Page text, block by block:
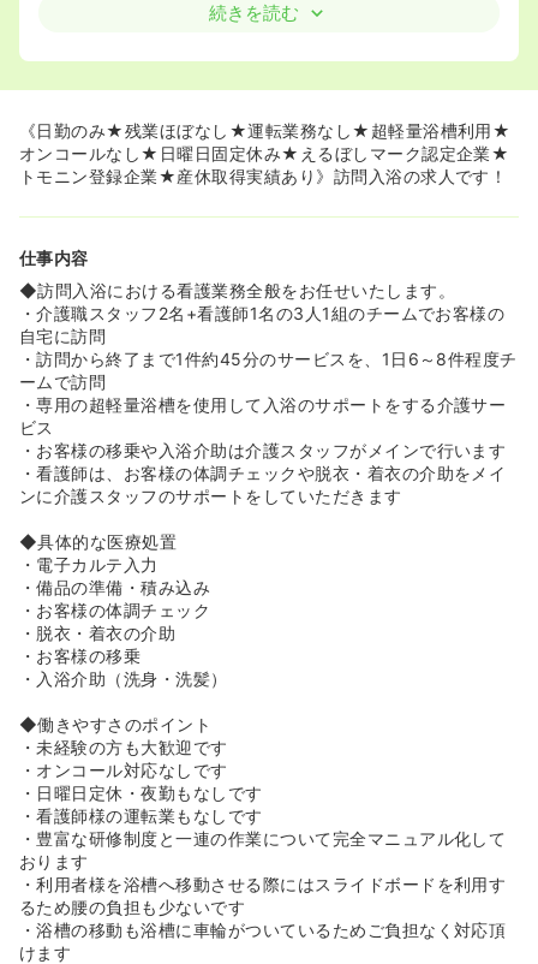
《訪問入浴のパイオニア野道へ★》
み出した同社。その後、介護現場のニーズをもとに、日本
とときを提供してきました。「お風呂で温まりたい」とい
う、人間としての普遍的な願いを40年近くにわたり叶え続
け、現在までにたくさんの笑顔の花を咲かせています！
来に向けて目指すべき道は、スタッフ一人ひとりの「心」
ためにひたむきに努力できる「人財」に恵まれているから
こそ、いままでにない新たな「介護のカタチ」を創造し、
介護を変えることができるのです。これからも高齢者介護
を幅広く支える多彩な事業展開を通じて、スタッフ全員で
介護分野の「オンリーワン」を目指していきます！
《代表のお言葉について★》
◆してあげたい”から“使っていただく”へ：必要なサービス
を、必要な時に、必要なだけ提供する。それがアサヒサン
クリーンの使命だと、私たちは考えます。サービスの質、
お客様の満足度の向上を図るため社員ひとりひとりがつね
ビスの提供を日々追求しています！
◆サービスの質は社員の質で決まる：そんな決意のもと、
徹底した社員教育に努めています。より良いサービス提供
の追求のため、専門的な介護知識、介護技術、接遇マナー
についても徹底した社員教育を施してまいりました。ま
た、社内情報共有システムを導入し、より確実で迅速な対
応を可能にするなど、きめの細かいサービスの実現のた
◆潜在的ニーズの把握：「お風呂で温まりたい」そんな高
齢者の方々の希望を具現化し、昭和52年、訪問入浴サービ
スを日本で最初に事業化。さらに、訪問介護、訪問理髪、
移送サービス、施設サービスなど、高齢者のニーズにもと
づいた新しいサービス分野を創造するとともにサービスの
質の向上に努めてまいりました。そして「その人らしい生
活」を支援する社会づくりの実現をめざし、これからも努
力し続けます。今後もより高質な福祉サービスを創造し続
け、高齢者や障害者の方々の生きがいや喜びにつながるよ
うに、地域社会の福祉と健康の増進に貢献し続ける企業で
ありたいと願っています！
続きを読む
《日勤のみ★残業ほぼなし★運転業務なし★超軽量浴槽利用★
オンコールなし★日曜日固定休み★えるぼしマーク認定企業★
トモニン登録企業★産休取得実績あり》訪問入浴の求人です！
仕事内容
◆訪問入浴における看護業務全般をお任せいたします。
・介護職スタッフ2名+看護師1名の3人1組のチームでお客様の
自宅に訪問
・訪問から終了まで1件約45分のサービスを、1日6～8件程度チ
ームで訪問
・専用の超軽量浴槽を使用して入浴のサポートをする介護サー
ビス
・お客様の移乗や入浴介助は介護スタッフがメインで行います
・看護師は、お客様の体調チェックや脱衣・着衣の介助をメイ
ンに介護スタッフのサポートをしていただきます
◆具体的な医療処置
・電子カルテ入力
・備品の準備・積み込み
・お客様の体調チェック
・脱衣・着衣の介助
・お客様の移乗
・入浴介助（洗身・洗髪）
◆働きやすさのポイント
・未経験の方も大歓迎です
・オンコール対応なしです
・日曜日定休・夜勤もなしです
・看護師様の運転業もなしです
・豊富な研修制度と一連の作業について完全マニュアル化して
おります
・利用者様を浴槽へ移動させる際にはスライドボードを利用す
るため腰の負担も少ないです
・浴槽の移動も浴槽に車輪がついているためご負担なく対応頂
けます